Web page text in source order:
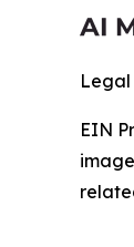
Legal
EIN